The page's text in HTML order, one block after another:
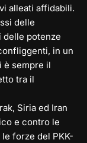
alleati affidabili.
delle
delle potenze
in un
è sempre il
tra il
Siria ed Iran
e contro le
forze del PKK-